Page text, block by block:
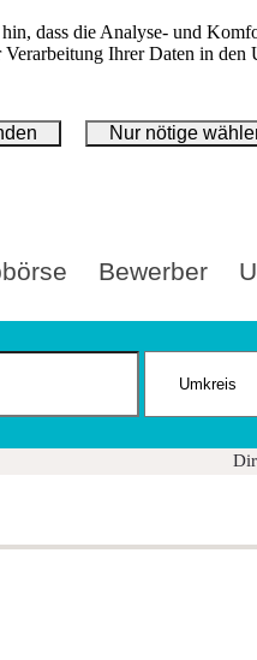
dass die Analyse- und
Ihrer Daten in
Nur nötige
Bewerber